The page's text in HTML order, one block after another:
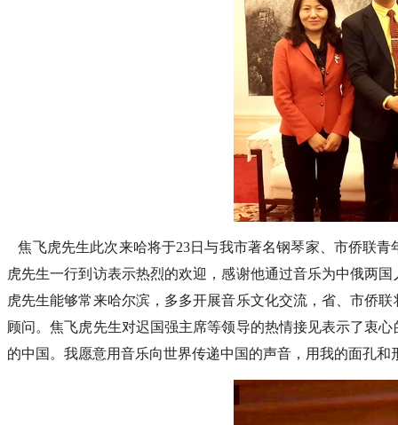
焦飞虎先生此次来哈将于23日与我市著名钢琴家、市侨联
虎先生一行到访表示热烈的欢迎，感谢他通过音乐为中俄两
虎先生能够常来哈尔滨，多多开展音乐文化交流，省、市侨
顾问。焦飞虎先生对迟国强主席等领导的热情接见表示了衷
的中国。我愿意用音乐向世界传递中国的声音，用我的面孔